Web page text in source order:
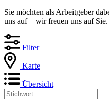
Sie möchten als Arbeitgeber
uns auf – wir freuen uns auf Sie.
Filter
Karte
Übersicht